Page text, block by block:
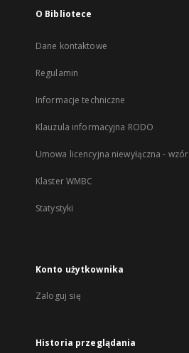
O Bibliotece
Dane kontaktowe
Regulamin
Informacje techniczne
Klauzula informacyjna RODO
Umowa licencyjna niewyłączna - wzór
Klaster WMBC
Statystyki
Konto użytkownika
Zaloguj się
Historia przeglądania